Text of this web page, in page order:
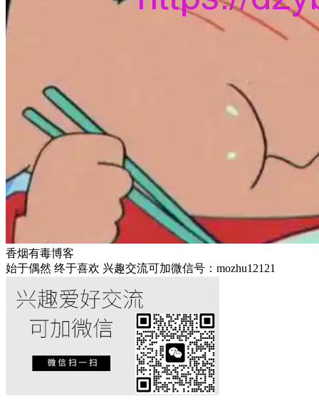
香烟有毒博客
始于偶然 终于喜欢 兴趣交流可加微信号：mozhu12121